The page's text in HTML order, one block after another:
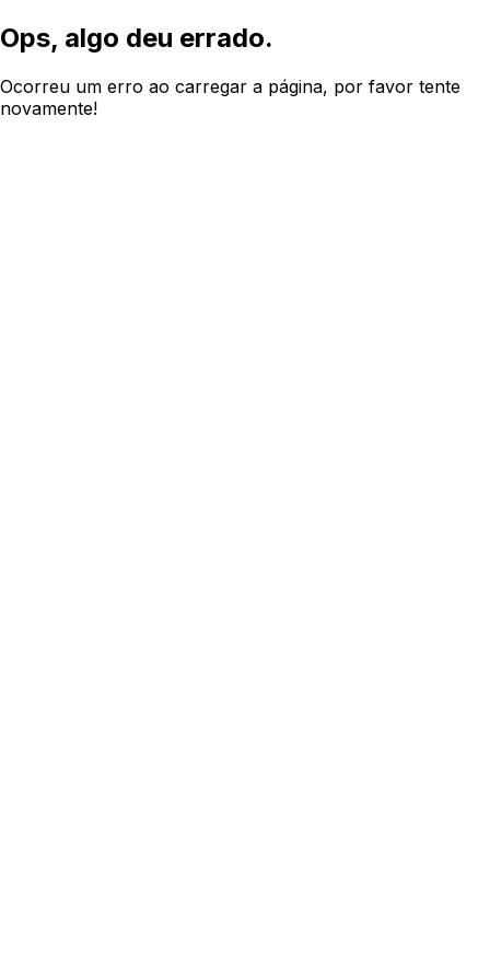
Ops, algo deu errado.
Ocorreu um erro ao carregar a página, por favor tente
novamente!